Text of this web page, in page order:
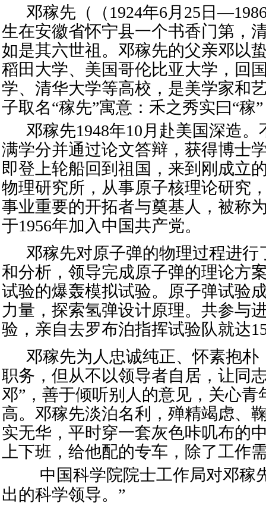
邓稼先（
（1924年6月25日
生在安徽省怀宁县一个书香门第，
如是其六世祖。邓稼先的父亲邓以
稻田大学、 美国哥伦比亚大学 ，回
学、 清华大学等高校，是美学家和
子取名“稼先”寓意：禾之秀实曰“稼
邓稼先1948年10月赴美国深造
满学分并通过论文答辩，获得博士
即登上轮船回到祖国 ， 来到刚成立
物理研究所，从事原子核理论研究
事业重要的开拓者与奠基人，被称
于1956年加入中国共产党。
邓稼先对原子弹的物理过程进行
和分析，领导完成原子弹的理论方
试验的爆轰模拟试验。原子弹试验
力量，探索氢弹设计原理。共参与
验 ，亲自去罗布泊指挥试验队就达
邓稼先为人忠诚纯正、怀素抱朴
职务，但从不以领导者自居，让同
邓”，善于倾听别人的意见，关心青
高。 邓稼先淡泊名利，殚精竭虑、
实无华，平时穿一套灰色咔叽布的
上下班，给他配的专车，除了工作
中国科学院院士工作局对邓稼
出的科学领导。”